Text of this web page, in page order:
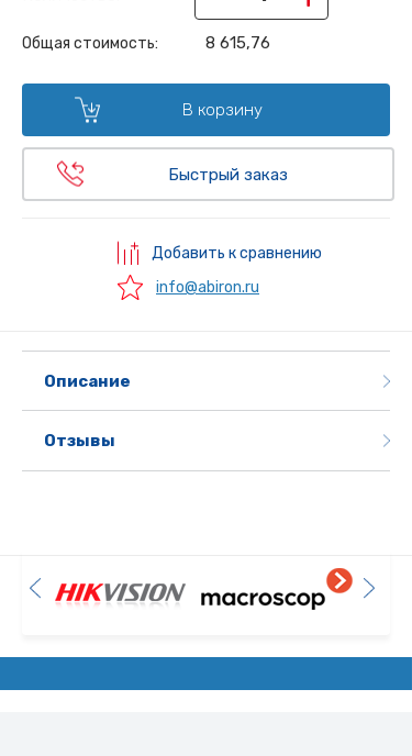
Общая стоимость: 8 615,76
В корзину
Быстрый заказ
Добавить к сравнению
info@abiron.ru
Описание
Отзывы